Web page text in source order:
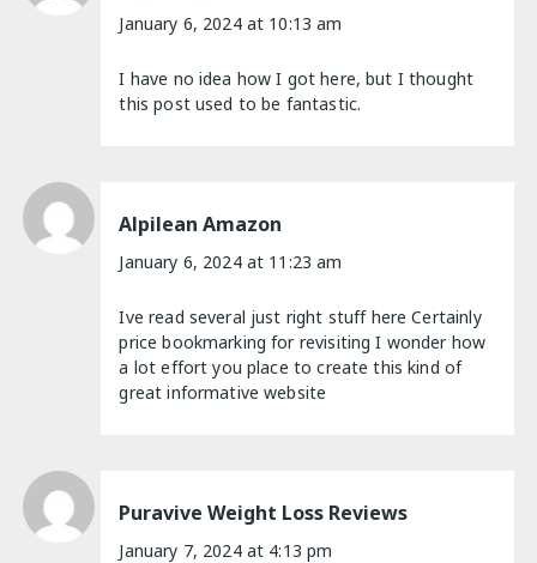
January 6, 2024 at 10:13 am
I have no idea how I got here, but I thought
this post used to be fantastic.
Alpilean Amazon
January 6, 2024 at 11:23 am
Ive read several just right stuff here Certainly
price bookmarking for revisiting I wonder how
a lot effort you place to create this kind of
great informative website
Puravive Weight Loss Reviews
January 7, 2024 at 4:13 pm